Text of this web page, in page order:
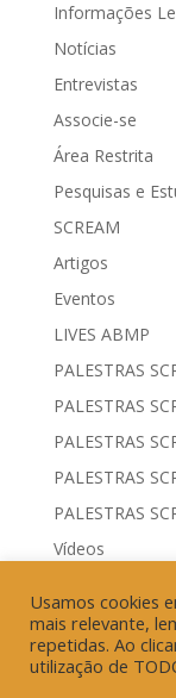
Informações
Notícias
Entrevistas
Associe-se
Área Restrita
Pesquisas e
SCREAM
Artigos
Eventos
LIVES ABMP
PALESTRAS
PALESTRAS
PALESTRAS
PALESTRAS
PALESTRAS
Vídeos
Geração de
Usamos cookies
mais relevante,
repetidas. Ao
utilização de